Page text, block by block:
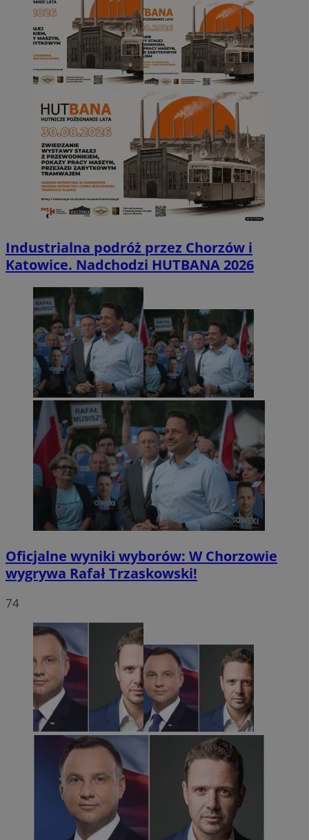
Industrialna podróż przez Chorzów i
Katowice. Nadchodzi HUTBANA 2026
Oficjalne wyniki wyborów: W Chorzowie
wygrywa Rafał Trzaskowski!
74